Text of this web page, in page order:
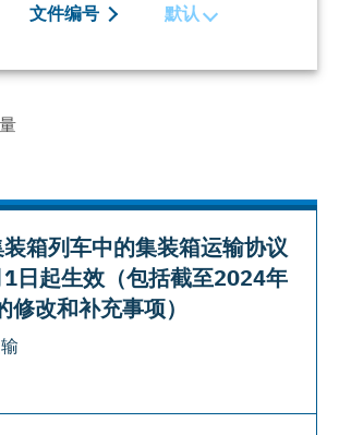
文件编号 默认
箱列车中的集装箱运输协议
日起生效（包括截至2024年
改和补充事项）